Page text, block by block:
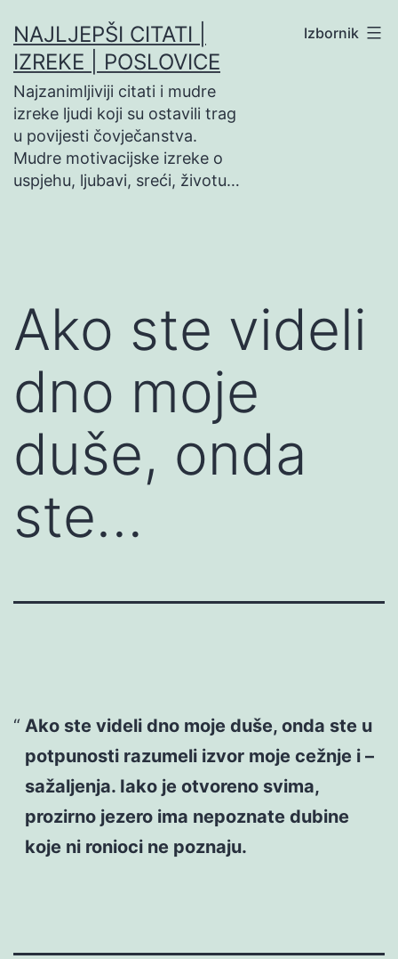
na
sadržaj
NAJLJEPŠI CITATI |
IZREKE | POSLOVICE
Najzanimljiviji citati i mudre
izreke ljudi koji su ostavili trag
u povijesti čovječanstva.
Mudre motivacijske izreke o
uspjehu, ljubavi, sreći, životu…
Izbornik
Ako ste videli
dno moje
duše, onda
ste…
Ako ste videli dno moje duše, onda ste u
potpunosti razumeli izvor moje cežnje i –
sažaljenja. Iako je otvoreno svima,
prozirno jezero ima nepoznate dubine
koje ni ronioci ne poznaju.